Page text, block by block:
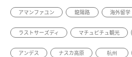
アマンファユン 龍陽路 海外留学
ラストサーズディ マチュピチュ観光
アンデス ナスカ高原 杭州